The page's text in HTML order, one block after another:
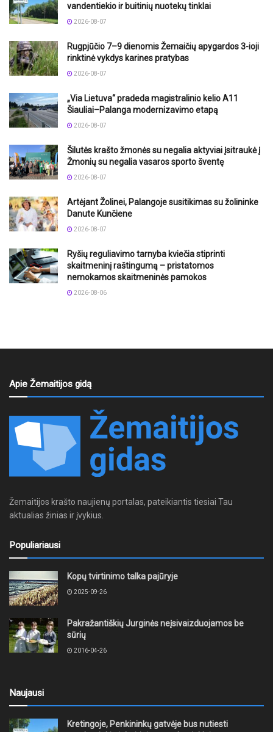
vandentiekio ir buitinių nuotekų tinklai
2026-08-07
Rugpjūčio 7–9 dienomis Žemaičių apygardos 3-ioji
rinktinė vykdys karines pratybas
2026-08-07
„Via Lietuva“ pradeda magistralinio kelio A11
Šiauliai–Palanga modernizavimo etapą
2026-08-07
Šilutės krašto žmonės su negalia aktyviai įsitraukė į
Žmonių su negalia vasaros sporto šventę
2026-08-07
Artėjant Žolinei, Palangoje susitikimas su žolininke
Danute Kunčiene
2026-08-07
Ryšių reguliavimo tarnyba kviečia stiprinti
skaitmeninį raštingumą – pristatomos
nemokamos skaitmeninės pamokos
2026-08-06
Apie Žemaitijos gidą
Žemaitijos krašto naujienų portalas, pateikiantis tiesiai Tau
aktualias žinias ir įvykius.
Populiariausi
Kopų tvirtinimo talka pajūryje
2025-09-26
Pakražantiškių Jurginės neįsivaizduojamos be
sūrių
2016-04-26
Naujausi
Kretingoje, Penkininkų gatvėje bus nutiesti